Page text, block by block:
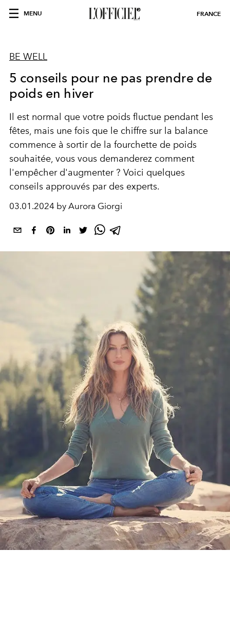
MENU FRANCE
BE WELL
5 conseils pour ne pas prendre de
poids en hiver
Il est normal que votre poids fluctue pendant les
fêtes, mais une fois que le chiffre sur la balance
commence à sortir de la fourchette de poids
souhaitée, vous vous demanderez comment
l'empêcher d'augmenter ? Voici quelques
conseils approuvés par des experts.
03.01.2024 by Aurora Giorgi